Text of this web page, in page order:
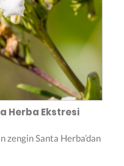
Herba Ekstresi
zengin Santa Herba’dan